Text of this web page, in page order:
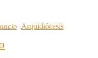
Arquidiócesis